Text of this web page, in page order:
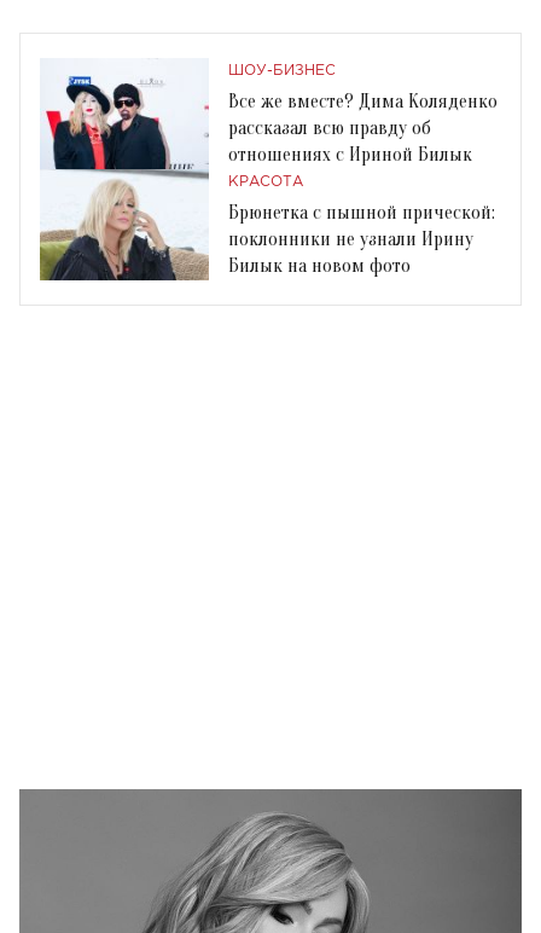
ШОУ-БИЗНЕС
Все же вместе? Дима Коляденко
рассказал всю правду об
отношениях с Ириной Билык
КРАСОТА
Брюнетка с пышной прической:
поклонники не узнали Ирину
Билык на новом фото